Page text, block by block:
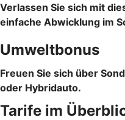
Verlassen Sie sich mit
einfache Abwicklung im
Umweltbonus
Freuen Sie sich über
oder Hybridauto.
Tarife im